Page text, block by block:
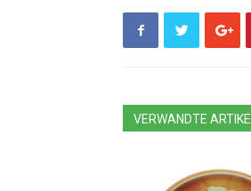
VERWANDTE ARTIKEL